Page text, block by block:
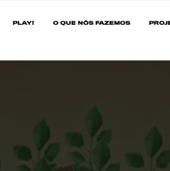
PLAY! O QUE NÓS FAZEMOS